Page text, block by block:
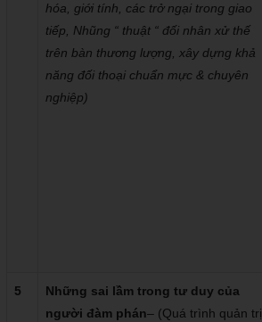
hóa, giới tính, các trở ngại trong giao
tiếp, Nhũng “ thuật “ đối nhân xử thế
trên bàn thương lượng, xây dựng khả
năng đối thoại chuẩn mực & chuyên
nghiệp)
5
Những sai lầm trong tư duy của
người đàm phán– (Quá trình quản trị